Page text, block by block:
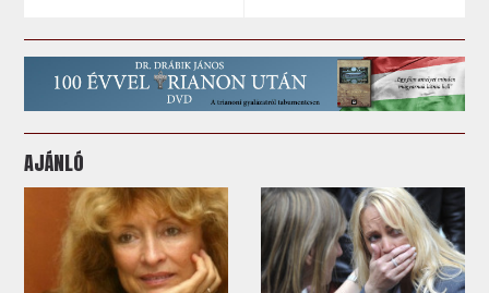
AJÁNLÓ